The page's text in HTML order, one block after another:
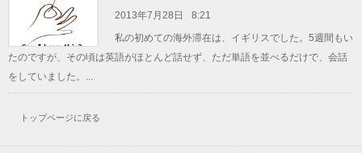
2013年7月28日
8:21
私の初めての海外滞在は、イギリスでした。5週間もい
たのですが、その頃は英語がほとんど話せず、ただ単語を並べるだけで、会話
をしていました。...
トップページに戻る